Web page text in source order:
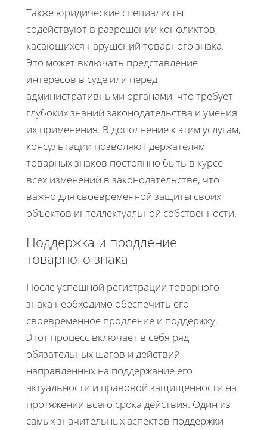
Также юридические специалисты
содействуют в разрешении конфликтов,
касающихся нарушений товарного знака.
Это может включать представление
интересов в суде или перед
административными органами, что требует
глубоких знаний законодательства и умения
их применения. В дополнение к этим услугам,
консультации позволяют держателям
товарных знаков постоянно быть в курсе
всех изменений в законодательстве, что
важно для своевременной защиты своих
объектов интеллектуальной собственности.
Поддержка и продление
товарного знака
После успешной регистрации товарного
знака необходимо обеспечить его
своевременное продление и поддержку.
Этот процесс включает в себя ряд
обязательных шагов и действий,
направленных на поддержание его
актуальности и правовой защищенности на
протяжении всего срока действия. Один из
самых значительных аспектов поддержки